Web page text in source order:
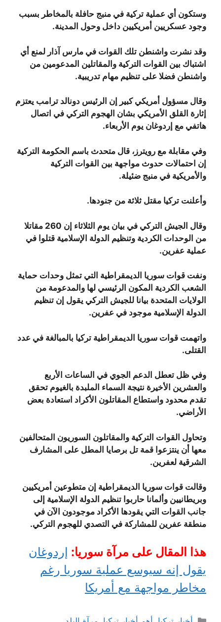
وستكون أي عملية تركية في منبج حافلة بالمخاطر بسبب
وجود عسكريين أمريكيين داخل وحول المدينة.
وقد نشرت واشنطن تلك القوات في مارس آذار لمنع أي
اشتباك بين القوات التركية والمقاتلين المدعومين من
واشنطن فضلا على تنظيم مهام تدريبية.
وقال مسؤول أمريكي كبير إن الرئيس دونالد ترامب يعتزم
إثارة القلق الأمريكي بشان الهجوم التركي في اتصال
هاتفي مع إردوغان‭ ‬يوم الأربعاء.
وفي مقابلة مع رويترز، قال متحدث باسم الحكومة التركية
إن احتمالات حدوث مواجهة بين القوات التركية
والأمريكية في منبج ضئيلة.
وأعلنت تركيا مقتل ثلاثة من جنودها.
وقال الجيش التركي في بيان يوم الثلاثاء إن 260 مقاتلا
من الوحدات الكردية وتنظيم الدولة الإسلامية قتلوا في
عملية عفرين.
ونفت قوات سوريا الديمقراطية التي تمثل وحدات حماية
الشعب الكردية المكون الرئيسي لها والمدعومة من
الولايات المتحدة بيانا للجيش التركي يقول إن تنظيم
الدولة الإسلامية موجود في عفرين.
واتهمت قوات سوريا الديمقراطية تركيا بالمبالغة في عدد
القتلى.
وفي ظل تعطل الدعم الجوي في الساعات الأربع
والعشرين الأخيرة نتيجة السماء الملبدة بالغيوم تحقق
تقدم محدود واستطاع المقاتلون الأكراد استعادة بعض
الأراضي.
وتحاول القوات التركية والمقاتلون السوريون المتحالفين
معها أن ينتزعوا قمة تل برصايا المطل على المشارف
الشرقية لعفرين.
وقالت قوات سوريا الديمقراطية إن متطوعين أمريكيين
وبريطانيين وألمانا حاربوا تنظيم الدولة الإسلامية إلى
جانب القوات التي يقودها الأكراد موجودون الآن في
منطقة عفرين للمشاركة في التصدي للهجوم التركي.
هذا المقال على مرآة سوريا: إردوغان
يقول إنه سيوسع عملية سوريا رغم
مخاطر مواجهة مع أمريكا
التصنيفات